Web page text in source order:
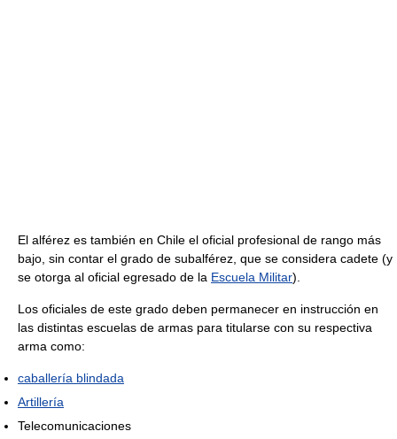
El alférez es también en Chile el oficial profesional de rango más
bajo, sin contar el grado de subalférez, que se considera cadete (y
se otorga al oficial egresado de la Escuela Militar).
Los oficiales de este grado deben permanecer en instrucción en
las distintas escuelas de armas para titularse con su respectiva
arma como:
caballería blindada
Artillería
Telecomunicaciones